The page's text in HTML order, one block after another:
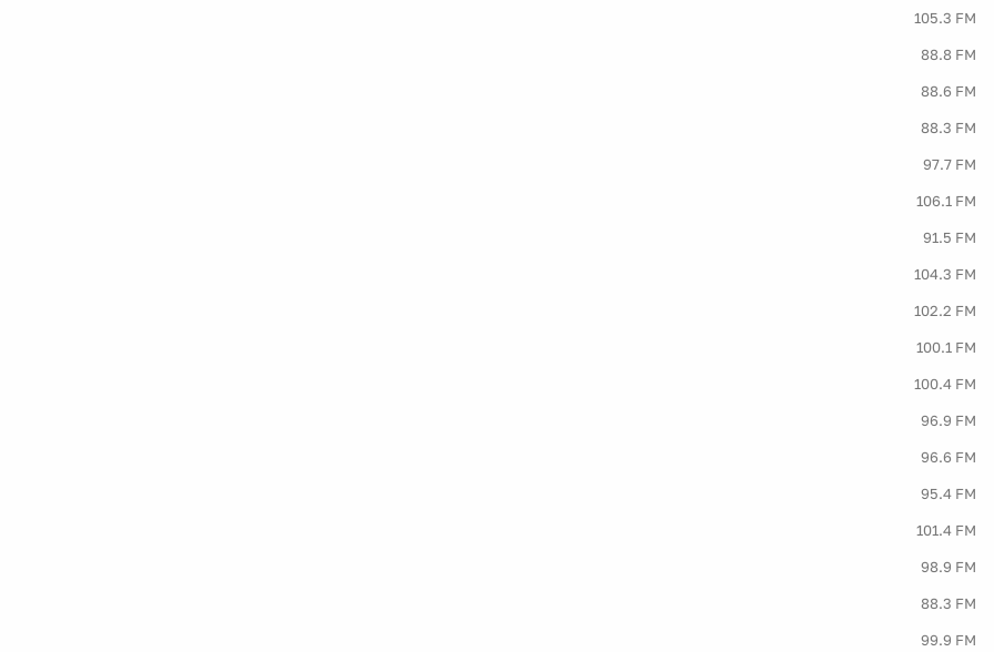
105.3 FM
88.8 FM
88.6 FM
88.3 FM
97.7 FM
106.1 FM
91.5 FM
104.3 FM
102.2 FM
100.1 FM
100.4 FM
96.9 FM
96.6 FM
95.4 FM
101.4 FM
98.9 FM
88.3 FM
99.9 FM